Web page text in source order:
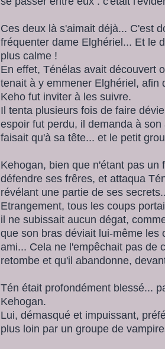
Ces deux là s'aimait déjà... C'est
fréquenter dame Elghériel... Et le
plus calme !
En effet, Ténélas avait découvert
tenait à y emmener Elghériel, afin
Keho fut inviter à les suivre.
Il tenta plusieurs fois de faire
espoir fut perdu, il demanda à
faisait qu'à sa tête... et le petit
Kehogan, bien que n'étant pas
défendre ses frêres, et attaqua
révélant une partie de ses
Etrangement, tous les coups
il ne subissait aucun dégat,
que son bras déviait lui-même les
ami... Cela ne l'empêchait pas de
retombe et qu'il abandonne,
Tén était profondément blessé...
Kehogan.
Lui, démasqué et impuissant,
plus loin par un groupe de